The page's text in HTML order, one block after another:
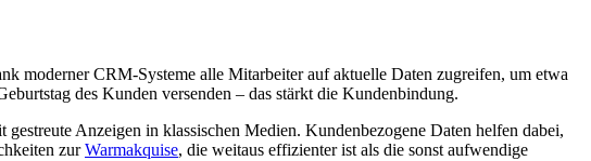
moderner CRM-Systeme alle Mitarbeiter auf aktuelle Daten zugreifen, um etwa
des Kunden versenden – das stärkt die Kundenbindung.
Anzeigen in klassischen Medien. Kundenbezogene Daten helfen dabei,
zurWarmakquise, die weitaus effizienter ist als die sonst aufwendige